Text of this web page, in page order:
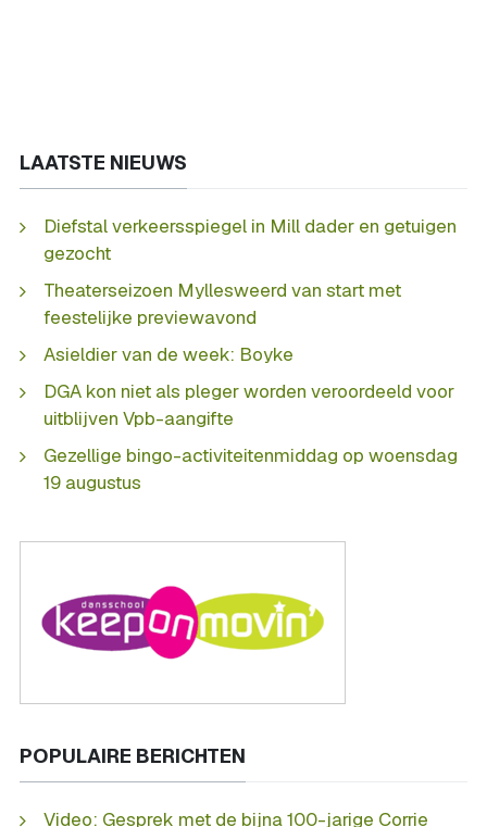
LAATSTE NIEUWS
Diefstal verkeersspiegel in Mill dader en getuigen
gezocht
Theaterseizoen Myllesweerd van start met
feestelijke previewavond
Asieldier van de week: Boyke
DGA kon niet als pleger worden veroordeeld voor
uitblijven Vpb-aangifte
Gezellige bingo-activiteitenmiddag op woensdag
19 augustus
POPULAIRE BERICHTEN
Video: Gesprek met de bijna 100-jarige Corrie